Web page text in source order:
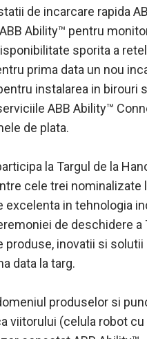
de incarcare rapida
Ability™ pentru
sporita a
prima data un nou
instalarea in birouri
ABB Ability™
de plata.
la Targul de la
cele trei nominalizate
excelenta in tehnologia
de deschidere a
produse, inovatii si
data la targ.
produselor si
viitorului (celula robot